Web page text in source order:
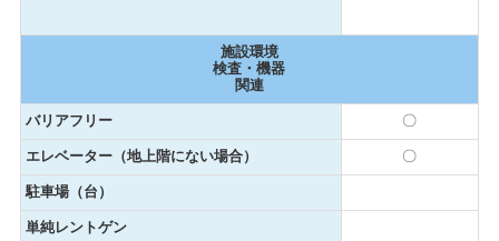
施設環境
検査・機器
関連
バリアフリー 〇
エレベーター（地上階にない場合） 〇
駐車場（台）
単純レントゲン